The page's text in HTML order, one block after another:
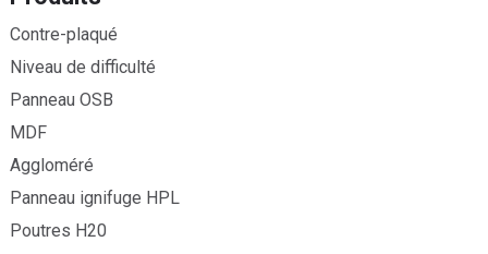
Contre-plaqué
Niveau de difficulté
Panneau OSB
MDF
Aggloméré
Panneau ignifuge HPL
Poutres H20